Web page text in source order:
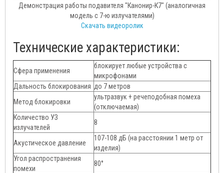
Демонстрация работы подавителя "Канонир-К7" (аналогичная
модель с 7-ю излучателями)
Скачать видеоролик
Технические характеристики:
Сфера применения
блокирует любые устройства с
микрофонами
Дальность блокирования до 7 метров
Метод блокировки
ультразвук + речеподобная помеха
(отключаемая)
Количество УЗ
излучателей
8
Акустическое давление
107-108 дБ (на расстоянии 1 метр от
изделия)
Угол распространения
помехи
80°